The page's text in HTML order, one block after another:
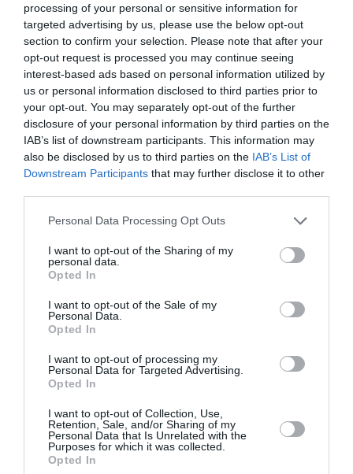
processing of your personal or sensitive information for
targeted advertising by us, please use the below opt-out
section to confirm your selection. Please note that after your
opt-out request is processed you may continue seeing
interest-based ads based on personal information utilized by
us or personal information disclosed to third parties prior to
your opt-out. You may separately opt-out of the further
disclosure of your personal information by third parties on the
IAB’s list of downstream participants. This information may
also be disclosed by us to third parties on the IAB’s List of
Downstream Participants that may further disclose it to other
Personal Data Processing Opt Outs
I want to opt-out of the Sharing of my
personal data.
Opted In
I want to opt-out of the Sale of my
Personal Data.
Opted In
I want to opt-out of processing my
Personal Data for Targeted Advertising.
Opted In
I want to opt-out of Collection, Use,
Retention, Sale, and/or Sharing of my
Personal Data that Is Unrelated with the
Purposes for which it was collected.
Opted In
Il ruolo chiave dei Comuni
La guida valorizza il ruolo centrale dei
istituzioni di prossimità capaci di
coordinare
politiche, servizi e attori locali
proposto èintegratoe combina:
Mappatura del territorio
Analisi dei bisogni
Coordinamento dei tavoli di lavoro
Definizione di azioni di